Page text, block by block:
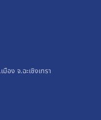
อง จ.ฉะเชิงเทรา